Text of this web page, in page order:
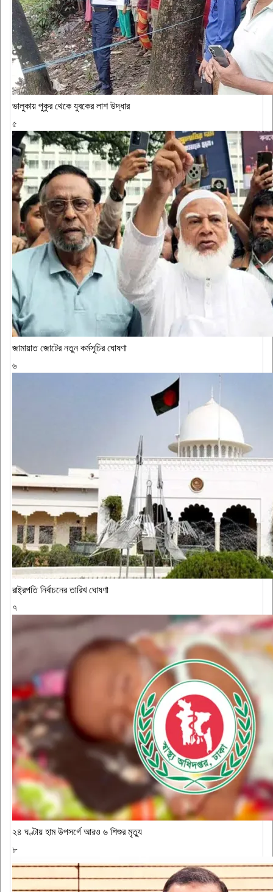
ভালুকায় পুকুর থেকে যুবকের লাশ উদ্ধার
৫
জামায়াত জোটের নতুন কর্মসূচির ঘোষণা
৬
রাষ্ট্রপতি নির্বাচনের তারিখ ঘোষণা
৭
২৪ ঘণ্টায় হাম উপসর্গে আরও ৬ শিশুর মৃত্যু
৮